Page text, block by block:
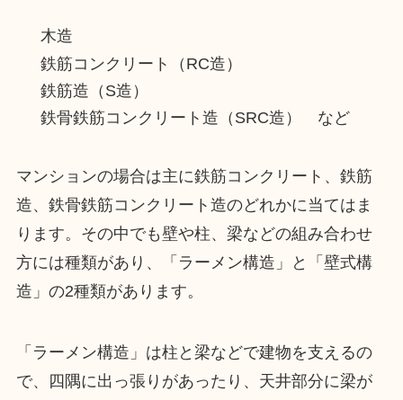
木造
鉄筋コンクリート（RC造）
鉄筋造（S造）
鉄骨鉄筋コンクリート造（SRC造） など
マンションの場合は主に鉄筋コンクリート、鉄筋
造、鉄骨鉄筋コンクリート造のどれかに当てはま
ります。その中でも壁や柱、梁などの組み合わせ
方には種類があり、「ラーメン構造」と「壁式構
造」の2種類があります。
「ラーメン構造」は柱と梁などで建物を支えるの
で、四隅に出っ張りがあったり、天井部分に梁が